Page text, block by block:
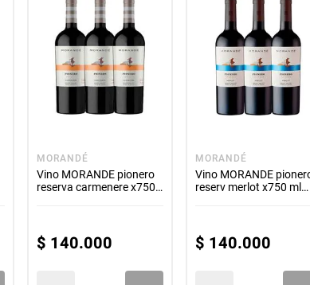
MORANDÉ
Vino MORANDE pionero
reserva carmenere x750
$ 140.000
MORANDÉ
Vino MORANDE
reserv merlot x750 ml
$ 140.000